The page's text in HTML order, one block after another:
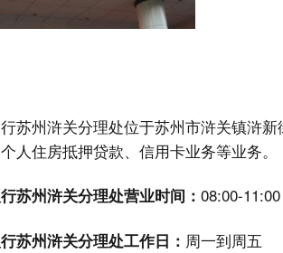
苏州浒关分理处位于苏州市浒关镇浒
人住房抵押贷款、信用卡业务等业务。
苏州浒关分理处营业时间： 08:00-
苏州浒关分理处工作日： 周一到周五